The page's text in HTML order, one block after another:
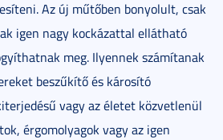
Az új műtőben bonyolult, csak
igen nagy kockázattal ellátható
meg. Ilyennek számítanak
beszűkítő és károsító
vagy az életet közvetlenül
érgomolyagok vagy az igen